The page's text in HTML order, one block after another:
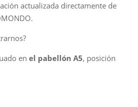
actualizada directamente de
en el pabellón A5, posición